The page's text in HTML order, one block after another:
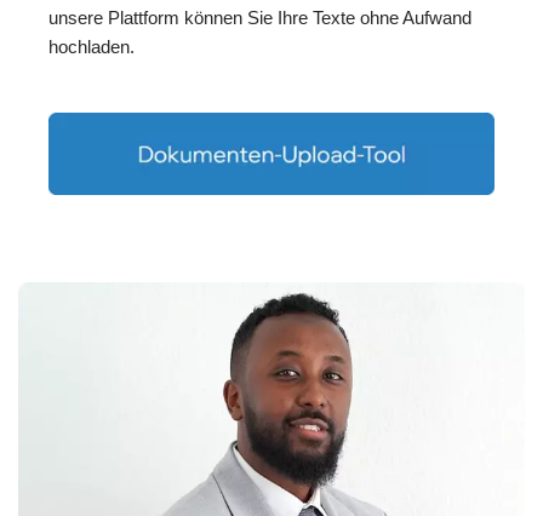
unsere Plattform können Sie Ihre Texte ohne Aufwand
hochladen.